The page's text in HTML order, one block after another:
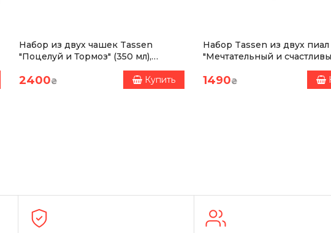
соответствует международным стандартам качества и экологии (
Набор из двух чашек Tassen
"Поцелуй и Тормоз" (350 мл),
2400₴ Купить
Набор Tassen из двух пиал
"Мечтательный и
1490₴